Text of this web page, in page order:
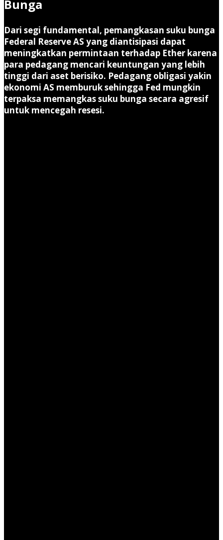
Bunga
Dari segi fundamental, pemangkasan suku bunga
Federal Reserve AS yang diantisipasi dapat
meningkatkan permintaan terhadap Ether karena
para pedagang mencari keuntungan yang lebih
tinggi dari aset berisiko. Pedagang obligasi yakin
ekonomi AS memburuk sehingga Fed mungkin
terpaksa memangkas suku bunga secara agresif
untuk mencegah resesi.